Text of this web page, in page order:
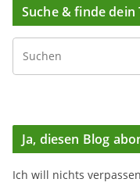
Suche & finde dein
Ja, diesen Blog
Ich will nichts